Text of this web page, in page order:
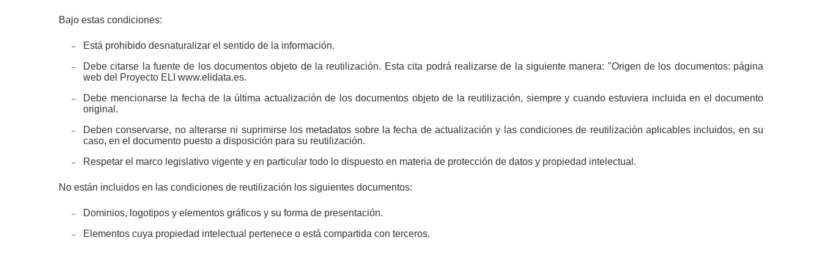
Bajo estas condiciones:
Está prohibido desnaturalizar el sentido de la información.
Debe citarse la fuente de los documentos objeto de la reutilización. Esta cita podrá realizarse de la siguiente manera: "Origen de los documentos: página
web del Proyecto ELI www.elidata.es.
Debe mencionarse la fecha de la última actualización de los documentos objeto de la reutilización, siempre y cuando estuviera incluida en el documento
original.
Deben conservarse, no alterarse ni suprimirse los metadatos sobre la fecha de actualización y las condiciones de reutilización aplicables incluidos, en su
caso, en el documento puesto a disposición para su reutilización.
Respetar el marco legislativo vigente y en particular todo lo dispuesto en materia de protección de datos y propiedad intelectual.
No están incluidos en las condiciones de reutilización los siguientes documentos:
Dominios, logotipos y elementos gráficos y su forma de presentación.
Elementos cuya propiedad intelectual pertenece o está compartida con terceros.